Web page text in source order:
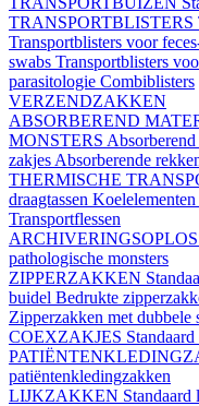
TRANSPORTBLISTERS
Transportblisters voor
swabs Transportblisters
parasitologie Combiblisters
VERZENDZAKKEN
ABSORBEREND
MONSTERS
zakjes Absorberende
THERMISCHE
draagtassen
Transportflessen
pathologische monsters
ZIPPERZAKKEN
buidel Bedrukte
Zipperzakken met dubbele
COEXZAKJES
patiëntenkledingzakken
LIJKZAKKEN